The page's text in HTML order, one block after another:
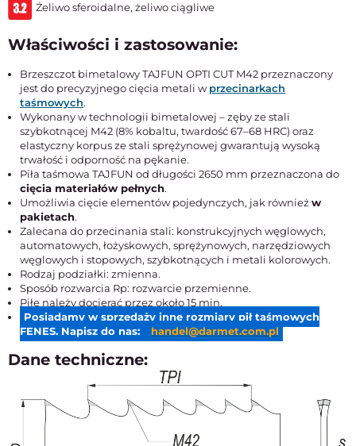
Żeliwo sferoidalne, żeliwo ciągliwe
Właściwości i zastosowanie:
Brzeszczot bimetalowy TAJFUN OPTI CUT M42 przeznaczony
jest do precyzyjnego cięcia metali wprzecinarkach
taśmowych.
Wykonany w technologii bimetalowej – zęby ze stali
szybkotnącej M42 (8% kobaltu, twardość 67–68 HRC) oraz
elastyczny korpus ze stali sprężynowej gwarantują wysoką
trwałość i odporność na pękanie.
Piła taśmowa TAJFUN od długości 2650 mm przeznaczona do
cięcia materiałów pełnych.
Umożliwia cięcie elementów pojedynczych, jak również w
pakietach.
Zalecana do przecinania stali: konstrukcyjnych węglowych,
automatowych, łożyskowych, sprężynowych, narzędziowych
węglowych i stopowych, szybkotnących i metali kolorowych.
Rodzaj podziałki: zmienna.
Sposób rozwarcia Rp: rozwarcie przemienne.
Piłę należy docierać przez około 15 min.
Posiadamy w sprzedaży inne rozmiary pił taśmowych
FENES. Napisz do nas:
handel@darmet.com.pl
Dane techniczne: